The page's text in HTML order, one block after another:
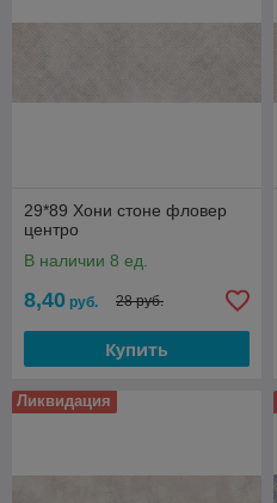
29*89 Хони стоне фловер
центро
В наличии 8 ед.
8,40 руб. 28 руб.
Купить
Ликвидация